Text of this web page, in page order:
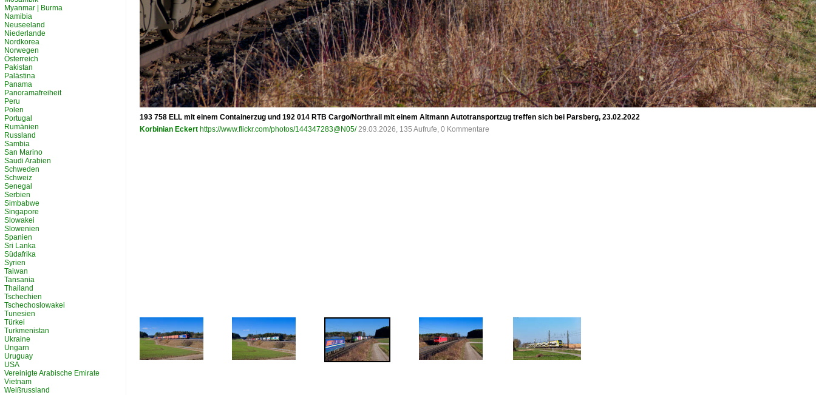
193 758 ELL mit einem Containerzug und 192 014 RTB Cargo/Northrail mit einem Altmann Autotransportzug treffen sich bei Parsberg, 23.02.2022
Korbinian Eckert https://www.flickr.com/photos/144347283@N05/ 29.03.2026, 135 Aufrufe, 0 Kommentare
Myanmar | Burma
Namibia
Neuseeland
Niederlande
Nordkorea
Norwegen
Österreich
Pakistan
Palästina
Panama
Panoramafreiheit
Peru
Polen
Portugal
Rumänien
Russland
Sambia
San Marino
Saudi Arabien
Schweden
Schweiz
Senegal
Serbien
Simbabwe
Singapore
Slowakei
Slowenien
Spanien
Sri Lanka
Südafrika
Syrien
Taiwan
Tansania
Thailand
Tschechien
Tschechoslowakei
Tunesien
Türkei
Turkmenistan
Ukraine
Ungarn
Uruguay
USA
Vereinigte Arabische Emirate
Vietnam
Weißrussland